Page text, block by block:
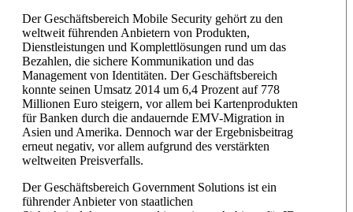
Der Geschäftsbereich Mobile Security gehört zu den
weltweit führenden Anbietern von Produkten,
Dienstleistungen und Komplettlösungen rund um das
Bezahlen, die sichere Kommunikation und das
Management von Identitäten. Der Geschäftsbereich
konnte seinen Umsatz 2014 um 6,4 Prozent auf 778
Millionen Euro steigern, vor allem bei Kartenprodukten
für Banken durch die andauernde EMV-Migration in
Asien und Amerika. Dennoch war der Ergebnisbeitrag
erneut negativ, vor allem aufgrund des verstärkten
weltweiten Preisverfalls.
Der Geschäftsbereich Government Solutions ist ein
führender Anbieter von staatlichen